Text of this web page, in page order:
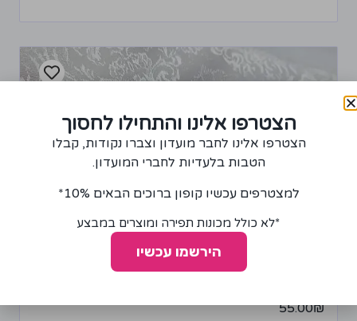
55.00₪
הצטרפו אלינו והתחילו לחסוך
הצטרפו אלינו לחבר מועדון וצברו נקודות, קבלו
הטבות בלעדיות לחברי המועדון.
למצטרפים עכשיו קופון ברוכים הבאים 10%*
*לא כולל מכונות תפירה ומוצרים במבצע
הירשמו עכשיו